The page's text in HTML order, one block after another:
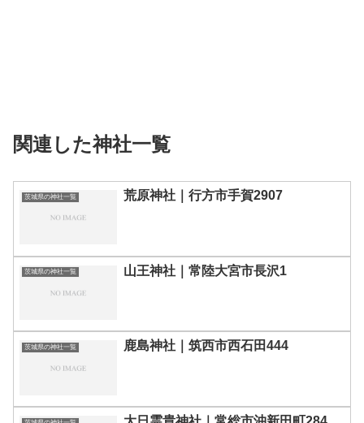
関連した神社一覧
茨城県の神社一覧 荒原神社｜行方市手賀2907
茨城県の神社一覧 山王神社｜常陸大宮市長沢1
茨城県の神社一覧 鹿島神社｜筑西市西石田444